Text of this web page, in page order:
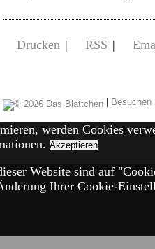
Drucken | RSS |
|
werden Cookies
Akzeptieren
Website sind auf
Ihrer Cookie-